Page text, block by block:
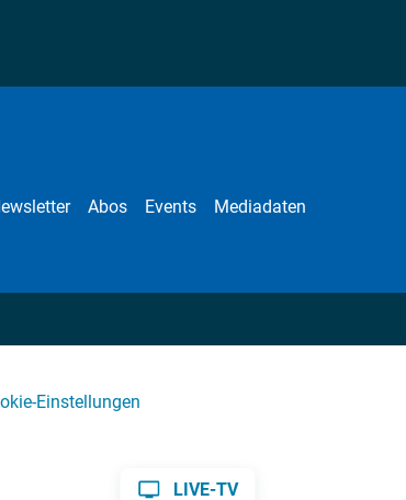
Abos Events Mediadaten
Einstellungen
LIVE-TV